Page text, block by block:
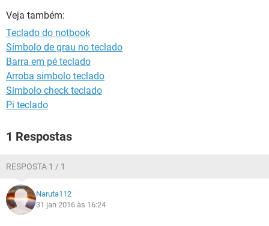
Veja também:
Teclado do notbook
Símbolo de grau no teclado
Barra em pé teclado
Arroba simbolo teclado
Simbolo check teclado
Pi teclado
1 Respostas
RESPOSTA 1 / 1
Naruta112
31 jan 2016 às 16:24